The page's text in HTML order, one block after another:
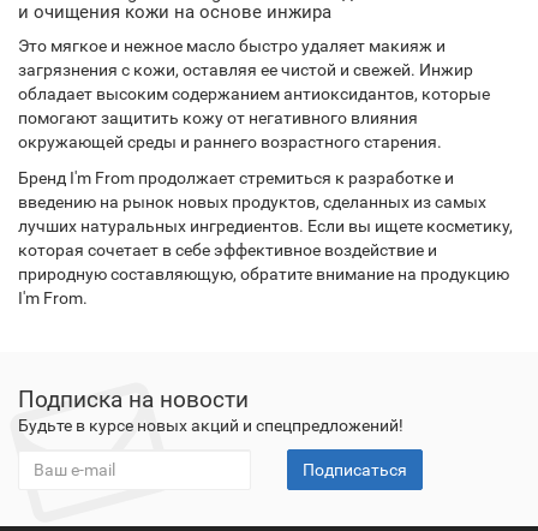
и очищения кожи на основе инжира
Это мягкое и нежное масло быстро удаляет макияж и
загрязнения с кожи, оставляя ее чистой и свежей. Инжир
обладает высоким содержанием антиоксидантов, которые
помогают защитить кожу от негативного влияния
окружающей среды и раннего возрастного старения.
Бренд I'm From продолжает стремиться к разработке и
введению на рынок новых продуктов, сделанных из самых
лучших натуральных ингредиентов. Если вы ищете косметику,
которая сочетает в себе эффективное воздействие и
природную составляющую, обратите внимание на продукцию
I'm From.
Подписка на новости
Будьте в курсе новых акций и спецпредложений!
Подписаться